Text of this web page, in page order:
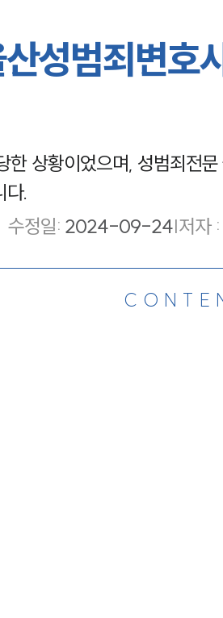
성범죄변호
한 상황이었으며, 성범죄전
다.
수정일: 2024-09-24|저자 :